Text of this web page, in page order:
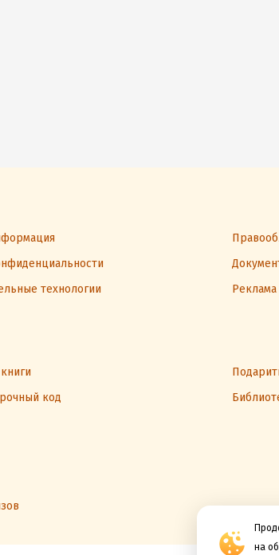
на
технологии Реклама
код